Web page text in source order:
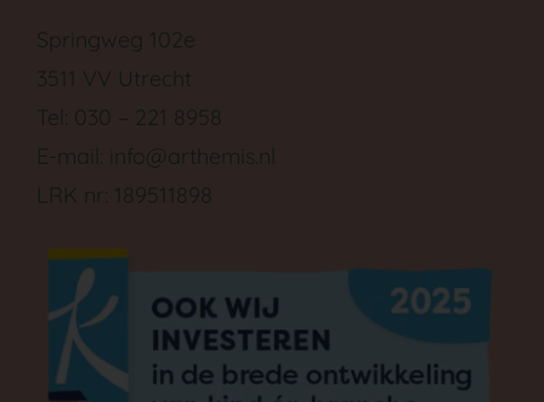
Springweg 102e
3511 VV Utrecht
Tel: 030 – 221 8958
E-mail: info@arthemis.nl
LRK nr: 189511898